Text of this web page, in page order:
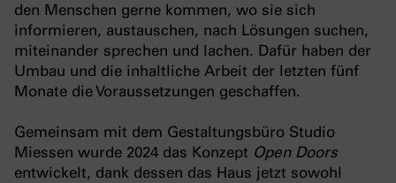
den Menschen gerne kommen, wo sie sich
informieren, austauschen, nach Lösungen suchen,
miteinander sprechen und lachen. Dafür haben der
Umbau und die inhaltliche Arbeit der letzten fünf
Monate die Voraussetzungen geschaffen.
Gemeinsam mit dem Gestaltungsbüro Studio
Miessen wurde 2024 das Konzept Open Doors
entwickelt, dank dessen das Haus jetzt sowohl